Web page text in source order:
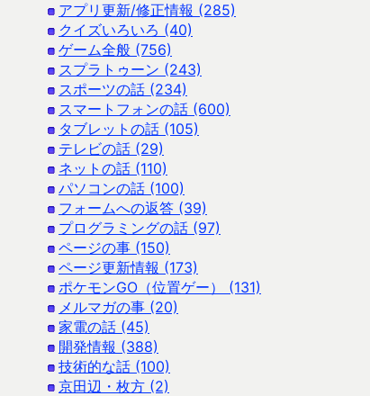
アプリ更新/修正情報 (285)
クイズいろいろ (40)
ゲーム全般 (756)
スプラトゥーン (243)
スポーツの話 (234)
スマートフォンの話 (600)
タブレットの話 (105)
テレビの話 (29)
ネットの話 (110)
パソコンの話 (100)
フォームへの返答 (39)
プログラミングの話 (97)
ページの事 (150)
ページ更新情報 (173)
ポケモンGO（位置ゲー） (131)
メルマガの事 (20)
家電の話 (45)
開発情報 (388)
技術的な話 (100)
京田辺・枚方 (2)